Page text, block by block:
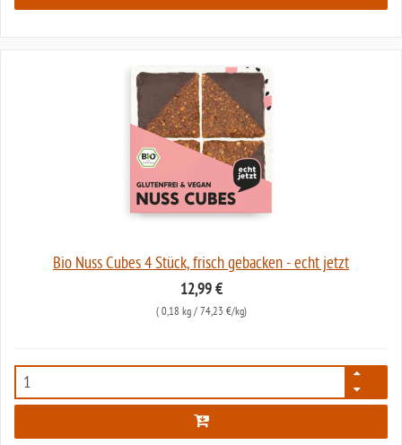
Bio Nuss Cubes 4 Stück, frisch gebacken - echt jetzt
12,99 €
( 0,18 kg/ 74,23 €/kg)
6363